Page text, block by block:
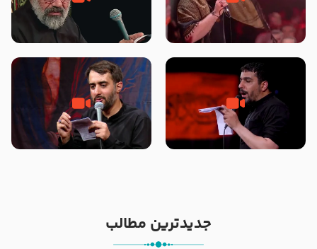
جانا جانا ابی عبدالله – کربلایی جواد
مقدم – شب هشتم محرم 1448 –
مادر منم مثل تو خمیدم – حاج
محمود کریمی – شهادت حضرت
هیئت رایة العباس علیه السلام
تک ، عبّاس، صاحب دل‌هاست –
حاج حنیف طاهری – عزاداری شب
من غلام نوکراتم من عاشق کربلاتم
– شور زمینه – شب هفتم – محرم
جدیدترین مطالب